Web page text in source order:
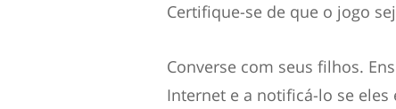
Certifique-se de que o jogo
Converse com seus filhos.
Internet e a notificá-lo se